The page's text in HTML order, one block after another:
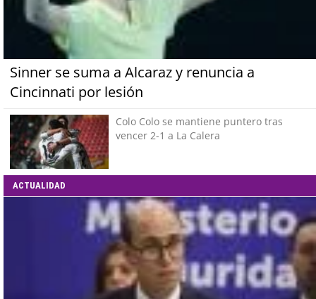
Sinner se suma a Alcaraz y renuncia a
Cincinnati por lesión
Colo Colo se mantiene puntero tras
vencer 2-1 a La Calera
ACTUALIDAD